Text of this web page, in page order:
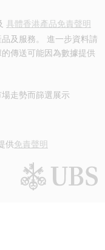
具體香港產品免責聲明
及服務。 進一步資料請
傳送可能因為數據提供
走勢而篩選展示
供免責聲明